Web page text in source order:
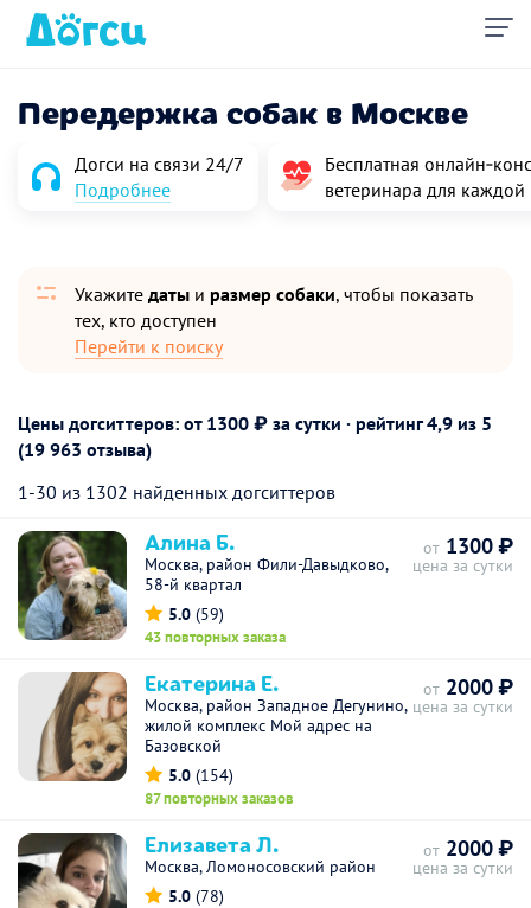
Передержка собак в Москве
Догси на связи 24/7
Подробнее
Бесплатная
ветеринара для
Укажите даты и размер собаки, чтобы показать
тех, кто доступен
Перейти к поиску
Цены догситтеров: от 1300 ₽ за сутки · рейтинг4,9 из 5
(19 963 отзыва)
1-30 из 1302 найденных догситтеров
Алина Б.
Москва, район Фили-Давыдково,
58-й квартал
5.0 (59)
43 повторных заказа
от 1300 ₽
цена за сутки
Екатерина Е.
Москва, район Западное Дегунино,
жилой комплекс Мой адрес на
Базовской
5.0 (154)
87 повторных заказов
от 2000 ₽
цена за сутки
Елизавета Л.
Москва, Ломоносовский район
5.0 (78)
от 2000 ₽
цена за сутки